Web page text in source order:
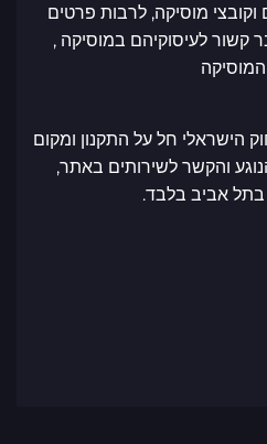
וקובצי מוסיקה, לרבות פרטים
לעיסוקיהם במוסיקה ,
המוסיקה
הישראלי חל על התקנון ומקום
והקשר לשירותים באתר,
אביב בלבד.